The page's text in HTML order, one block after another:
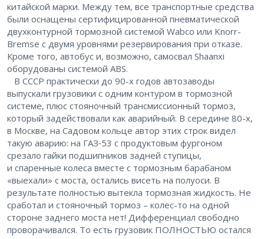
китайской марки. Между тем, все транспортные средства
были оснащены сертифицированной пневматической
двухконтурной тормозной системой Wabco или Knorr-
Bremse с двумя уровнями резервирования при отказе.
Кроме того, автобус и, возможно, самосвал Shaanxi
оборудованы системой ABS.
В СССР практически до 90-х годов автозаводы
выпускали грузовики с одним контуром в тормозной
системе, плюс стояночный трансмиссионный тормоз,
который задействовали как аварийный. В середине 80-х,
в Москве, на Садовом кольце автор этих строк видел
такую аварию: на ГАЗ‑53 с продуктовым фургоном
срезало гайки подшипников задней ступицы,
и спаренные колеса вместе с тормозным барабаном
«выехали» с моста, остались висеть на полуоси. В
результате полностью вытекла тормозная жидкость. Не
сработал и стояночный тормоз – колес-то на одной
стороне заднего моста нет! Дифференциал свободно
проворачивался. То есть грузовик ПОЛНОСТЬЮ остался